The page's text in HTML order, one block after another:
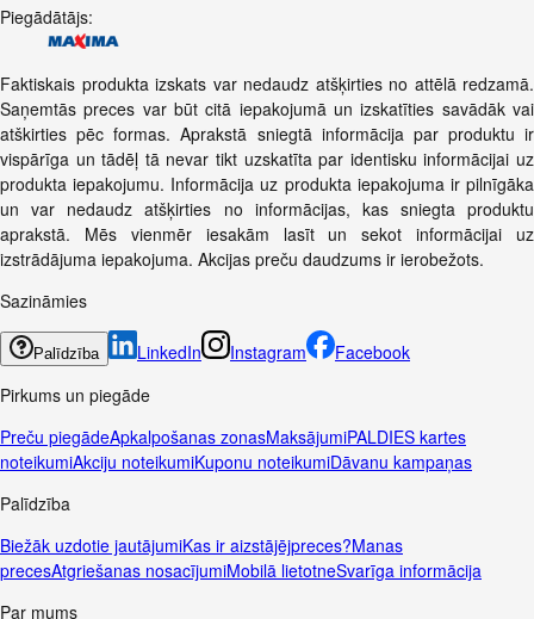
Piegādātājs:
Faktiskais produkta izskats var nedaudz atšķirties no attēlā redzamā.
Saņemtās preces var būt citā iepakojumā un izskatīties savādāk vai
atškirties pēc formas. Aprakstā sniegtā informācija par produktu ir
vispārīga un tādēļ tā nevar tikt uzskatīta par identisku informācijai uz
produkta iepakojumu. Informācija uz produkta iepakojuma ir pilnīgāka
un var nedaudz atšķirties no informācijas, kas sniegta produktu
aprakstā. Mēs vienmēr iesakām lasīt un sekot informācijai uz
izstrādājuma iepakojuma. Akcijas preču daudzums ir ierobežots.
Sazināmies
Palīdzība LinkedIn Instagram
Facebook
Pirkums un piegāde
Preču piegādeApkalpošanas zonasMaksājumiPALDIES kartes
noteikumiAkciju noteikumiKuponu noteikumiDāvanu kampaņas
Palīdzība
Biežāk uzdotie jautājumiKas ir aizstājējpreces?Manas
precesAtgriešanas nosacījumiMobilā lietotneSvarīga informācija
Par mums